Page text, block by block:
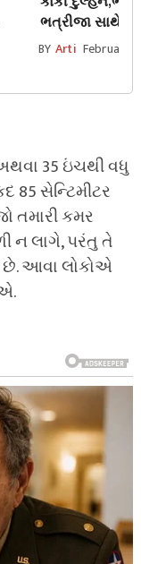
ભત્રીજા સાથે
BY Arti February
35 ઇંચથી વધુ
85 સેન્ટિમીટર
તમારી કમર
ન લાગે, પરંતુ તે
આવા લોકોએ